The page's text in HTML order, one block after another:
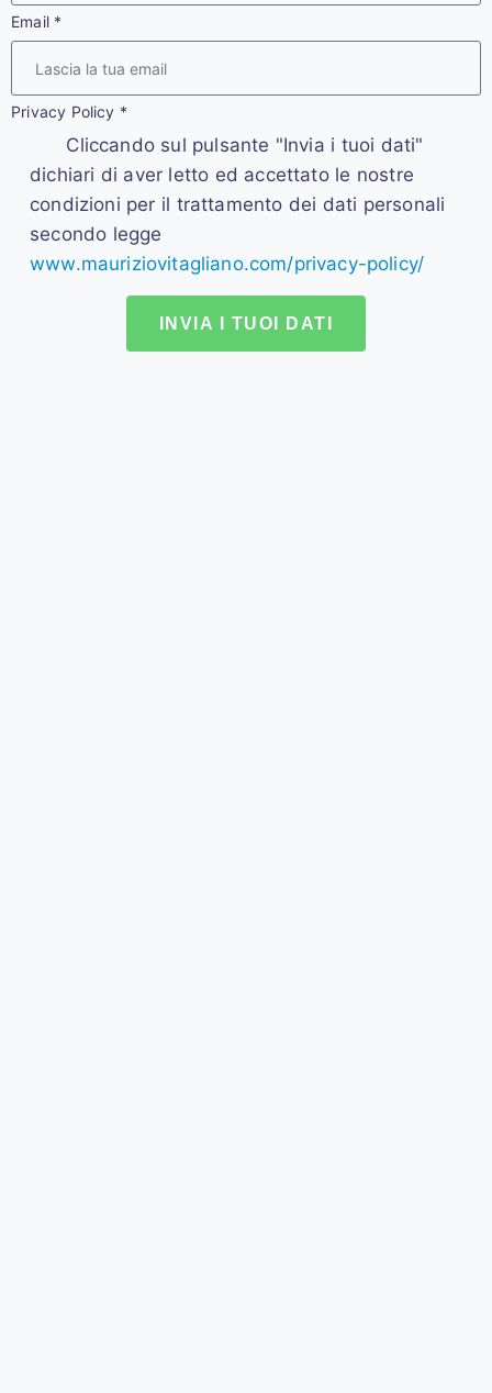
Email *
Privacy Policy *
Cliccando sul pulsante "Invia i tuoi dati"
dichiari di aver letto ed accettato le nostre
condizioni per il trattamento dei dati personali
secondo legge
www.mauriziovitagliano.com/privacy-policy/